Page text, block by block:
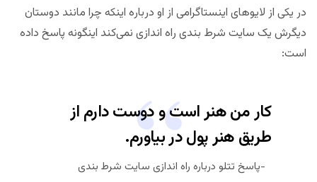
در یکی از لایوهای اینستاگرامی از او درباره اینکه چرا مانند دوستان
دیگرش یک سایت شرط بندی راه اندازی نمی‌کند اینگونه پاسخ داده
است:
کار من هنر است و دوست دارم از
طریق هنر پول در بیاورم.
پاسخ تتلو درباره راه اندازی سایت شرط بندی